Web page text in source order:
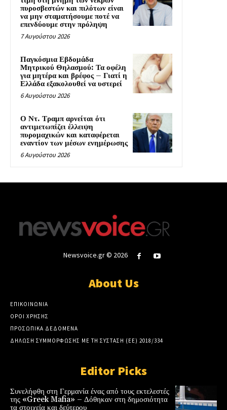
πυροσβεστών και πιλότων είναι
να μην σταματήσουμε ποτέ να
επενδύουμε στην πρόληψη
7 Αυγούστου 2026
Παγκόσμια Εβδομάδα
Μητρικού Θηλασμού: Τα οφέλη
για μητέρα και βρέφος – Γιατί η
Ελλάδα εξακολουθεί να υστερεί
6 Αυγούστου 2026
Ο Ντ. Τραμπ αρνείται ότι
αντιμετωπίζει έλλειψη
πυρομαχικών και καταφέρεται
εναντίον των μέσων ενημέρωσης
6 Αυγούστου 2026
Newsvoice.gr © 2026
About Us
ΕΠΙΚΟΙΝΩΝΙΑ
ΟΡΟΙ ΧΡΗΣΗΣ
ΠΡΟΣΩΠΙΚΑ ΔΕΔΟΜΕΝΑ
ΔΗΛΩΣΗ ΣΥΜΜΟΡΦΩΣΗΣ ΜΕ ΤΗ ΣΥΣΤΑΣΗ (ΕΕ) 2018/334
Editor Picks
Συνελήφθη στη Γερμανία ένας από τους εκτελεστές
της «Greek Mafia» – Δόθηκαν στη δημοσιότητα
τα στοιχεία και δεύτερου